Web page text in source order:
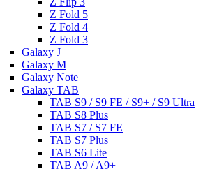
Z Fold 5
Z Fold 4
Z Fold 3
Galaxy J
Galaxy M
Galaxy Note
Galaxy TAB
TAB S9 / S9 FE / S9+ / S9 Ultra
TAB S8 Plus
TAB S7 / S7 FE
TAB S7 Plus
TAB S6 Lite
TAB A9 / A9+